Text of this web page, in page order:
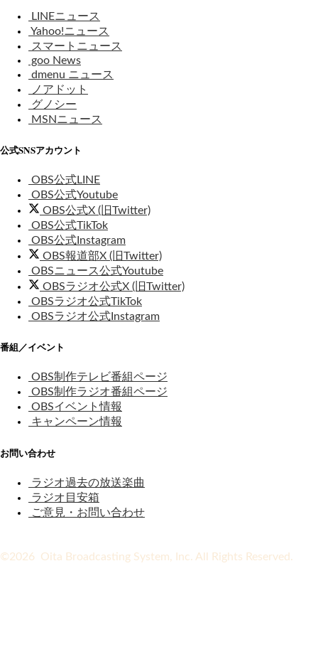
LINEニュース
Yahoo!ニュース
スマートニュース
goo News
dmenu ニュース
ノアドット
グノシー
MSNニュース
公式SNSアカウント
OBS公式LINE
OBS公式Youtube
OBS公式X (旧Twitter)
OBS公式TikTok
OBS公式Instagram
OBS報道部X (旧Twitter)
OBSニュース公式Youtube
OBSラジオ公式X (旧Twitter)
OBSラジオ公式TikTok
OBSラジオ公式Instagram
番組／イベント
OBS制作テレビ番組ページ
OBS制作ラジオ番組ページ
OBSイベント情報
キャンペーン情報
お問い合わせ
ラジオ過去の放送楽曲
ラジオ目安箱
ご意見・お問い合わせ
©2026 Oita Broadcasting System, Inc. All Rights Reserved.